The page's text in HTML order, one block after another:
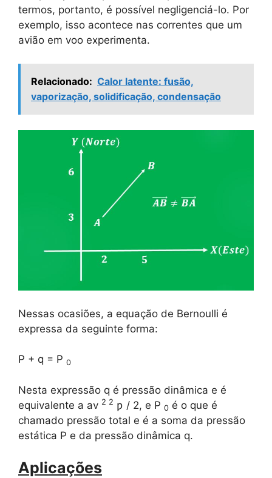
termos, portanto, é possível negligenciá-lo. Por
exemplo, isso acontece nas correntes que um
avião em voo experimenta.
Relacionado: Calor latente: fusão,
vaporização, solidificação, condensação
Nessas ocasiões, a equação de Bernoulli é
expressa da seguinte forma:
P + q = P 0
Nesta expressão q é pressão dinâmica e é
equivalente a av 2 2 ƿ / 2, e P 0 é o que é
chamado pressão total e é a soma da pressão
estática P e da pressão dinâmica q.
Aplicações